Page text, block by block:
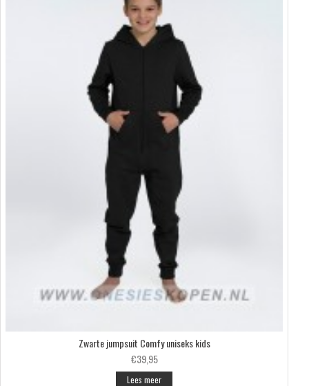
Zwarte jumpsuit Comfy uniseks kids
€39,95
Lees meer